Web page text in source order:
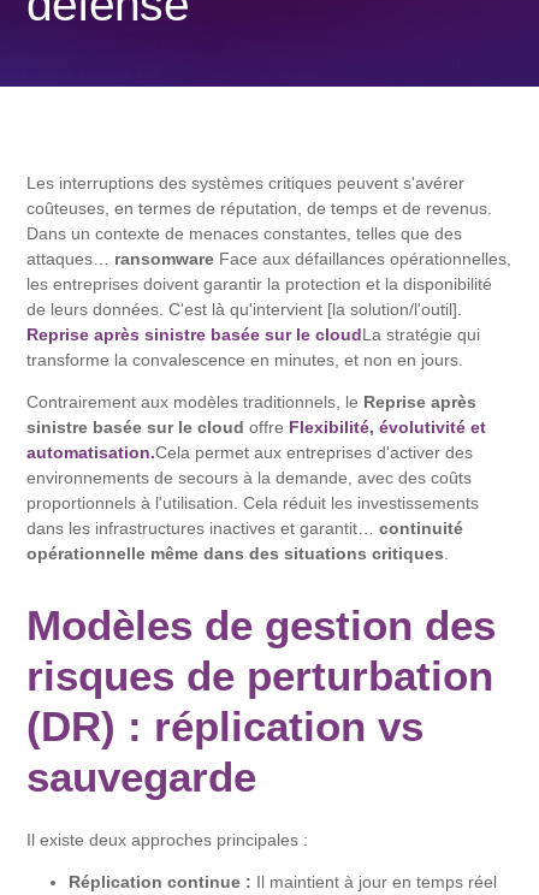
Les interruptions des systèmes critiques peuvent s'avérer
coûteuses, en termes de réputation, de temps et de revenus.
Dans un contexte de menaces constantes, telles que des
attaques… ransomware Face aux défaillances opérationnelles,
les entreprises doivent garantir la protection et la disponibilité
de leurs données. C'est là qu'intervient [la solution/l'outil].
Reprise après sinistre basée sur le cloudLa stratégie qui
transforme la convalescence en minutes, et non en jours.
Contrairement aux modèles traditionnels, le Reprise après
sinistre basée sur le cloud offre Flexibilité, évolutivité et
automatisation.Cela permet aux entreprises d'activer des
environnements de secours à la demande, avec des coûts
proportionnels à l'utilisation. Cela réduit les investissements
dans les infrastructures inactives et garantit…continuité
opérationnelle même dans des situations critiques
Modèles de gestion des
risques de perturbation
(DR) : réplication vs
sauvegarde
Il existe deux approches principales :
Réplication continue : Il maintient à jour en temps réel